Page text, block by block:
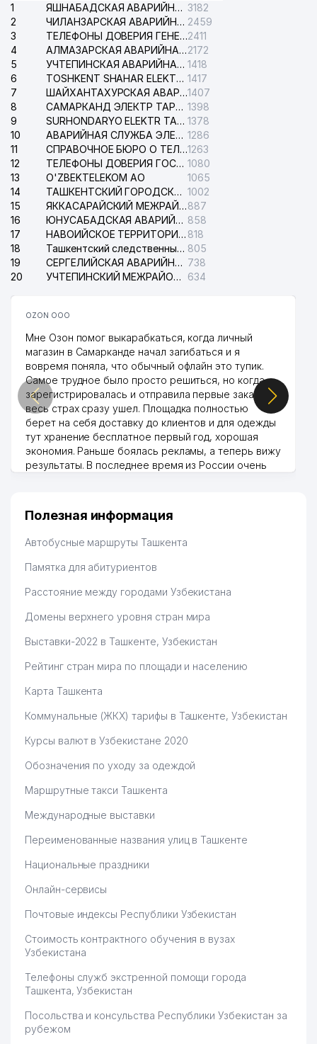
1
ЯШНАБАДСКАЯ АВАРИЙНАЯ СЛУЖБА ЭЛЕКТРОСЕТИ 3182
2
ЧИЛАНЗАРСКАЯ АВАРИЙНАЯ СЛУЖБА ЭЛЕКТРОСЕТИ 2459
3
ТЕЛЕФОНЫ ДОВЕРИЯ ГЕНЕРАЛЬНОЙ ПРОКУРАТУРЫ РЕСПУБЛИКИ УЗБЕКИСТАН2411
4
АЛМАЗАРСКАЯ АВАРИЙНАЯ СЛУЖБА ЭЛЕКТРОСЕТИ2172
5
УЧТЕПИНСКАЯ АВАРИЙНАЯ СЛУЖБА ЭЛЕКТРОСЕТИ 1418
6
TOSHKENT SHAHAR ELEKTR TARMOQLARI KORXONASI АО 1417
7
ШАЙХАНТАХУРСКАЯ АВАРИЙНАЯ СЛУЖБА ЭЛЕКТРОСЕТИ1407
8
САМАРКАНД ЭЛЕКТР ТАРМОКЛАРИ АО 1398
9
SURHONDARYO ELEKTR TARMOKLARI АО 1378
10
АВАРИЙНАЯ СЛУЖБА ЭЛЕКТРОСЕТИ ТАШКЕНТСКОГО РАЙОНА 1286
11
СПРАВОЧНОЕ БЮРО О ТЕЛЕФОНАХ ОРГАНИЗАЦИЙ г. ТАШКЕНТА1263
12
ТЕЛЕФОНЫ ДОВЕРИЯ ГОСУДАРСТВЕННОГО ЦЕНТРА ТЕСТИРОВАНИЯ 1080
13
O'ZBEKTELEKOM АО
1065
14
ТАШКЕНТСКИЙ ГОРОДСКОЙ СУД ПО ГРАЖДАНСКИМ ДЕЛАМ 1002
15
ЯККАСАРАЙСКИЙ МЕЖРАЙОННЫЙ СУД ПО ГРАЖДАНСКИМ ДЕЛАМ887
16
ЮНУСАБАДСКАЯ АВАРИЙНАЯ СЛУЖБА ЭЛЕКТРОСЕТИ 858
17
НАВОИЙСКОЕ ТЕРРИТОРИАЛЬНОЕ ПРЕДПРИЯТИЕ ЭЛЕКТРОСЕТИ АО 818
18
Ташкентский следственный изолятор 805
19
СЕРГЕЛИЙСКАЯ АВАРИЙНАЯ СЛУЖБА ЭЛЕКТРОСЕТИ 738
20
УЧТЕПИНСКИЙ МЕЖРАЙОННЫЙ СУД ПО ГРАЖДАНСКИМ ДЕЛАМ 634
OZON ООО
Мне Озон помог выкарабкаться, когда личный
магазин в Самарканде начал загибаться и я
вовремя поняла, что обычный офлайн это тупик.
Самое трудное было просто решиться, но когда
зарегистрировалась и отправила первые заказы,
весь страх сразу ушел. Площадка полностью
берет на себя доставку до клиентов и для одежды
тут хранение бесплатное первый год, хорошая
экономия. Раньше боялась рекламы, а теперь вижу
результаты. В последнее время из России очень
Hamida 03.08.2026 12:45:39
Полезная информация
Автобусные маршруты Ташкента
Памятка для абитуриентов
Расстояние между городами Узбекистана
Домены верхнего уровня стран мира
Выставки-2022 в Ташкенте, Узбекистан
Рейтинг стран мира по площади и населению
Карта Ташкента
Коммунальные (ЖКХ) тарифы в Ташкенте, Узбекистан
Курсы валют в Узбекистане 2020
Обозначения по уходу за одеждой
Маршрутные такси Ташкента
Международные выставки
Переименованные названия улиц в Ташкенте
Национальные праздники
Онлайн-сервисы
Почтовые индексы Республики Узбекистан
Стоимость контрактного обучения в вузах
Узбекистана
Телефоны служб экстренной помощи города
Ташкента, Узбекистан
Посольства и консульства Республики Узбекистан за
рубежом